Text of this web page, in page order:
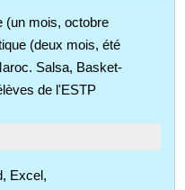
(un mois, octobre
(deux mois, été
Salsa, Basket-
de l'ESTP
Excel,